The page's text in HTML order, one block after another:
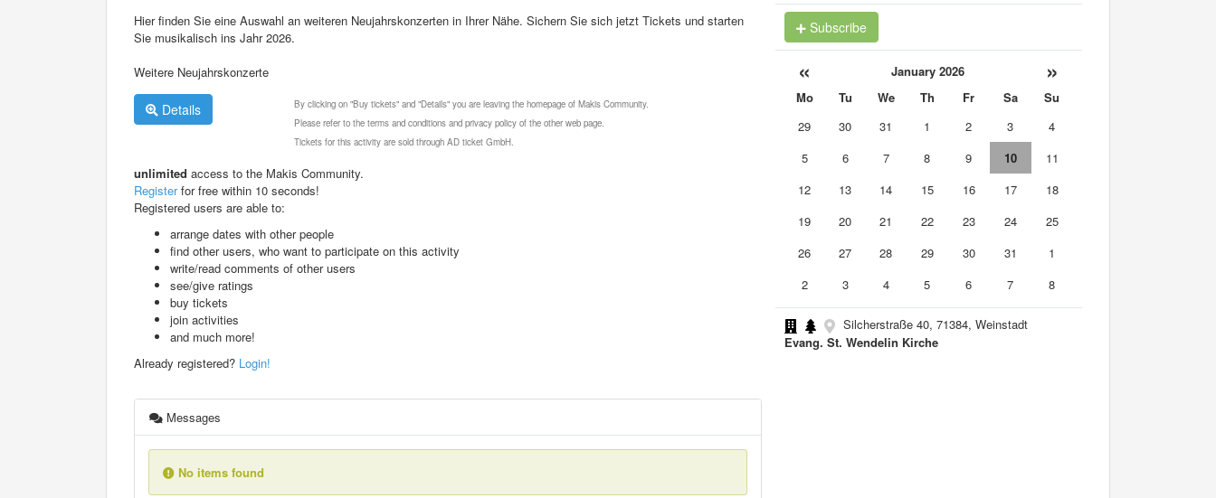
Hier finden Sie eine Auswahl an weiteren Neujahrskonzerten in Ihrer Nähe. Sichern Sie sich jetzt Tickets und starten
Sie musikalisch ins Jahr 2026.
Weitere Neujahrskonzerte
Details
By clicking on "Buy tickets" and "Details" you are leaving the homepage of Makis Community.
Please refer to the terms and conditions and privacy policy of the other web page.
Tickets for this activity are sold through AD ticket GmbH.
unlimited access to the Makis Community.
Registerfor free within 10 seconds!
Registered users are able to:
arrange dates with other people
find other users, who want to participate on this activity
write/read comments of other users
see/give ratings
buy tickets
join activities
and much more!
Already registered? Login!
Messages
No items found
Subscribe
« January 2026 »
Mo Tu We Th Fr Sa
Su
29
30 31 1 2 3
4
5
6 7 8 9 10
11
12
13 14 15 16 17
18
19
20 21 22 23 24
25
26
27 28 29 30 31
1
2
3 4 5 6 7 8
Silcherstraße 40, 71384, Weinstadt
Evang. St. Wendelin Kirche